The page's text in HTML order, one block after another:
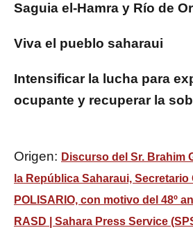
Saguia el-Hamra y Río de
Viva el pueblo saharaui
Intensificar la lucha para
ocupante y recuperar la
Origen: Discurso del Sr. Brahim
la República Saharaui, Secretario
POLISARIO, con motivo del 48º
RASD | Sahara Press Service